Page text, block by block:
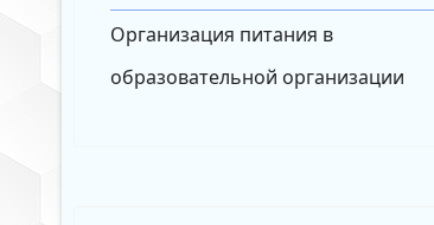
Организация питания в
образовательной организации